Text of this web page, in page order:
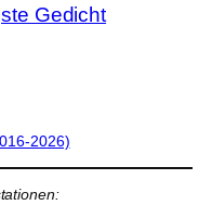
Gedicht
2026)